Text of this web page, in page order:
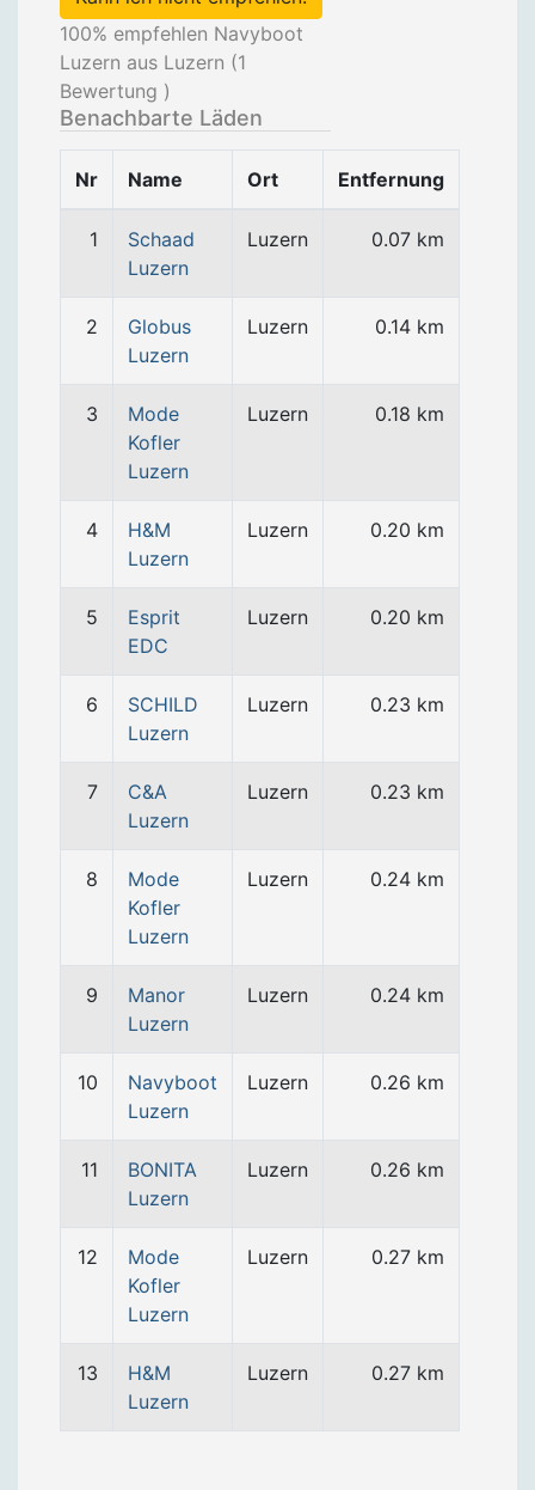
100% empfehlen Navyboot
Luzern aus Luzern (1
Bewertung )
Benachbarte Läden
Nr Name Ort Entfernung
1
Schaad
Luzern
Luzern 0.07 km
2
Globus
Luzern
Luzern 0.14 km
3
Mode
Kofler
Luzern
Luzern 0.18 km
4
H&M
Luzern
Luzern 0.20 km
5
Esprit
EDC
Luzern 0.20 km
6
SCHILD
Luzern
Luzern 0.23 km
7
C&A
Luzern
Luzern 0.23 km
8
Mode
Kofler
Luzern
Luzern 0.24 km
9
Manor
Luzern
Luzern 0.24 km
10
Navyboot
Luzern
Luzern 0.26 km
11
BONITA
Luzern
Luzern 0.26 km
12
Mode
Kofler
Luzern
Luzern 0.27 km
13
H&M
Luzern
Luzern 0.27 km